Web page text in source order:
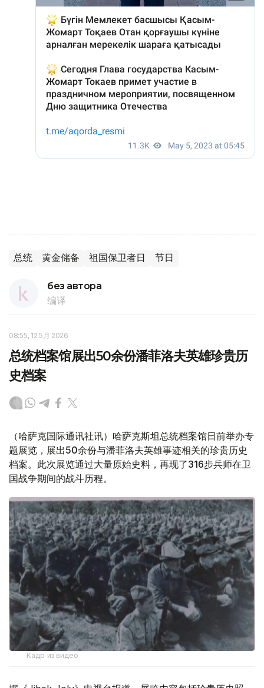
总统 黄金储备 祖国保卫者日 节日
без автора
编译
08:55, 12 5月 2026
总统档案馆展出50余份潘菲洛夫英雄珍贵历
史档案
（哈萨克国际通讯社讯）哈萨克斯坦总统档案馆日前举办专
题展览，展出50余份与潘菲洛夫英雄事迹相关的珍贵历史
档案。此次展览通过大量原始史料，再现了316步兵师在卫
国战争期间的战斗历程。
Кадр из видео